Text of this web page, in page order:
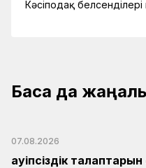
Кәсіподақ
Басқа да
07.08.2026
Қауіпсіздік